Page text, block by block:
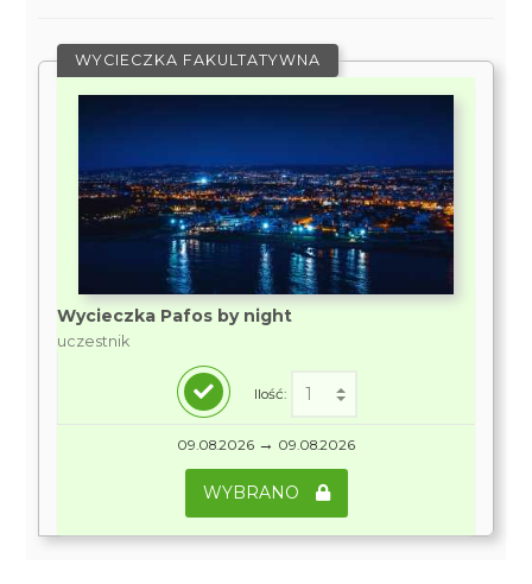
WYCIECZKA FAKULTATYWNA
Wycieczka Pafos by night
uczestnik
Ilość:
09.08.2026 → 09.08.2026
WYBRANO